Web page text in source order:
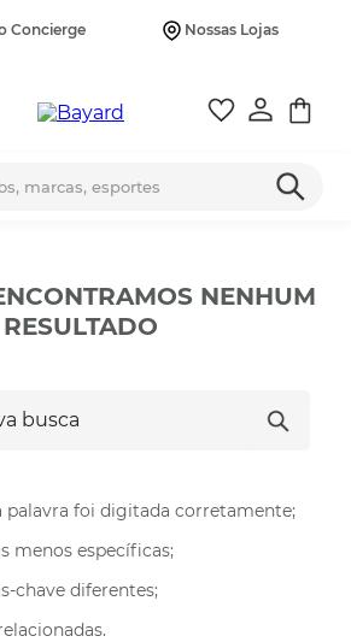
Concierge Nossas Lojas
NENHUM
RESULTADO
palavra foi digitada corretamente;
menos específicas;
chave diferentes;